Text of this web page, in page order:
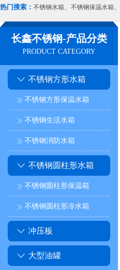
热门搜索： 不锈钢水箱、 不锈钢保温水箱、
长鑫不锈钢-产品分类
PRODUCT CATEGORY
不锈钢方形水箱
不锈钢方形保温水箱
不锈钢生活水箱
不锈钢消防水箱
不锈钢圆柱形水箱
不锈钢圆柱形保温箱
不锈钢圆柱形冷水箱
冲压板
大型油罐